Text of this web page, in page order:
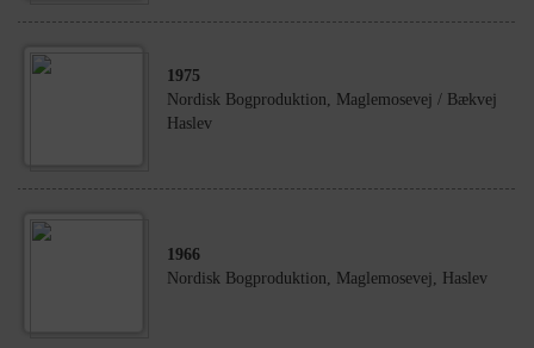
1975
Nordisk Bogproduktion, Maglemosevej / Bækvej
Haslev
1966
Nordisk Bogproduktion, Maglemosevej, Haslev